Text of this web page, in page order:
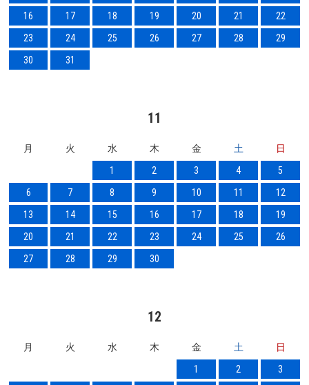
16
17 18 19 20 21
22
23
24 25 26 27 28
29
30
31
11
月 火 水 木 金 土
日
1
2 3 4
5
6
7 8 9 10 11
12
13
14 15 16 17 18
19
20
21 22 23 24 25
26
27
28 29 30
12
月 火 水 木 金 土
日
1
2
3